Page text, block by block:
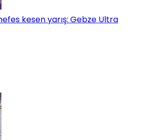
kesen yarış: Gebze Ultra